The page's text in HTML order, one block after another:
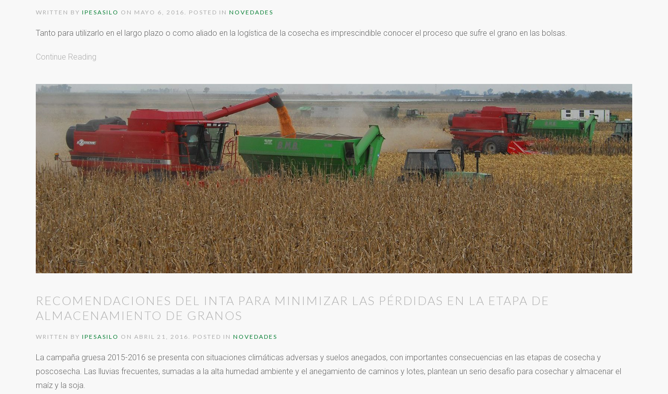
WRITTEN BY IPESASILO ON MAYO 6, 2016 . POSTED IN NOVEDADES
Tanto para utilizarlo en el largo plazo o como aliado en la logística de la cosecha es imprescindible conocer el proceso que sufre el grano en las bolsas.
Continue Reading
RECOMENDACIONES DEL INTA PARA MINIMIZAR LAS PÉRDIDAS EN LA ETAPA DE
ALMACENAMIENTO DE GRANOS
WRITTEN BY IPESASILO ON ABRIL 21, 2016 . POSTED IN NOVEDADES
La campaña gruesa 2015-2016 se presenta con situaciones climáticas adversas y suelos anegados, con importantes consecuencias en las etapas de cosecha y
poscosecha. Las lluvias frecuentes, sumadas a la alta humedad ambiente y el anegamiento de caminos y lotes, plantean un serio desafío para cosechar y almacenar el
maíz y la soja.